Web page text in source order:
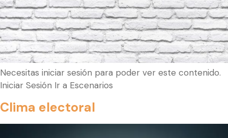
Necesitas iniciar sesión para poder ver este contenido.
Iniciar Sesión Ir a Escenarios
Clima electoral